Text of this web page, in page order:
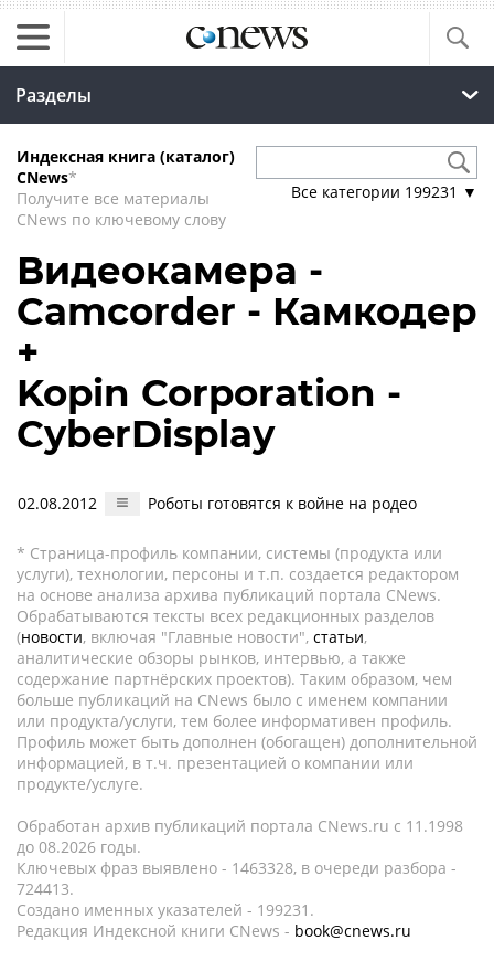
Разделы
Индексная книга (каталог)
CNews*
Получите все материалы
CNews по ключевому слову
Все категории 199231 ▼
Видеокамера -
Camcorder - Камкодер
+
Kopin Corporation -
CyberDisplay
02.08.2012 Роботы готовятся к войне на родео
* Страница-профиль компании, системы (продукта или
услуги), технологии, персоны и т.п. создается редактором
на основе анализа архива публикаций портала CNews.
Обрабатываются тексты всех редакционных разделов
(новости, включая "Главные новости", статьи,
аналитические обзоры рынков, интервью, а также
содержание партнёрских проектов). Таким образом, чем
больше публикаций на CNews было с именем компании
или продукта/услуги, тем более информативен профиль.
Профиль может быть дополнен (обогащен) дополнительной
информацией, в т.ч. презентацией о компании или
продукте/услуге.
Обработан архив публикаций портала CNews.ru c 11.1998
до 08.2026 годы.
Ключевых фраз выявлено - 1463328, в очереди разбора -
724413.
Создано именных указателей - 199231.
Редакция Индексной книги CNews - book@cnews.ru